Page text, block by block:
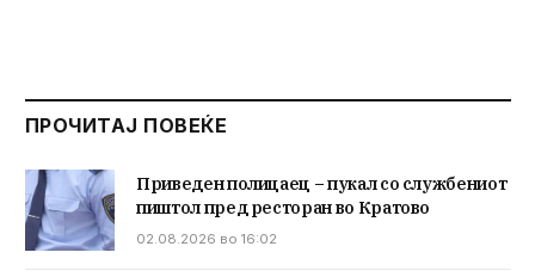
ПРОЧИТАЈ ПОВЕЌЕ
Приведен полицаец – пукал со службениот
пиштол пред ресторан во Кратово
02.08.2026 во 16:02